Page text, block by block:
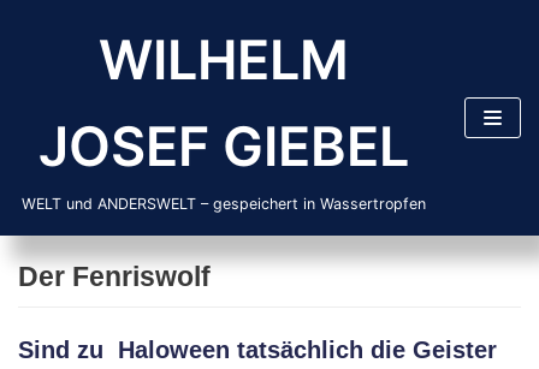
WILHELM
JOSEF GIEBEL
WELT und ANDERSWELT – gespeichert in Wassertropfen
Der Fenriswolf
Sind zu Haloween tatsächlich die Geister